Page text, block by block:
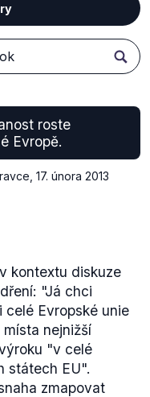
roste
Evropě.
17. února 2013
kontextu diskuze
"Já chci
celé Evropské unie
místa nejnižší
"v celé
státech EU".
zmapovat